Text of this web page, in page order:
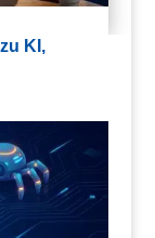
KI,